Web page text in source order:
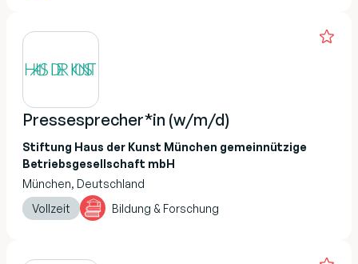
Pressesprecher*in (w/m/d)
Stiftung Haus der Kunst München gemeinnützige
Betriebsgesellschaft mbH
München, Deutschland
Vollzeit
Bildung & Forschung